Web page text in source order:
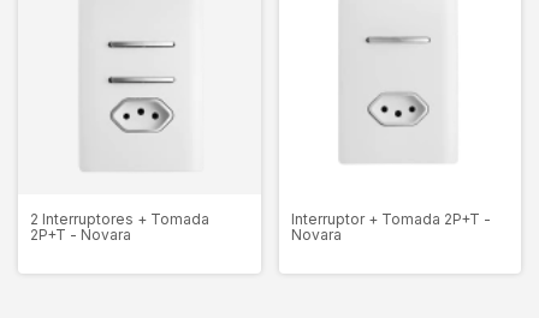
2 Interruptores + Tomada
2P+T - Novara
Interruptor + Tomada 2P+T -
Novara